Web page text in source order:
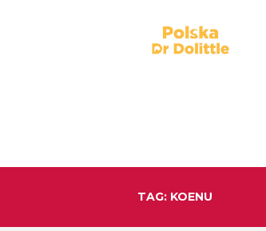
TAG: KOENU